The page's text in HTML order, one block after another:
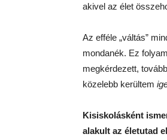
akivel az élet
Az efféle „váltás”
mondanék. Ez
megkérdezett,
közelebb kerültem
Kisiskolásként
alakult az életutad